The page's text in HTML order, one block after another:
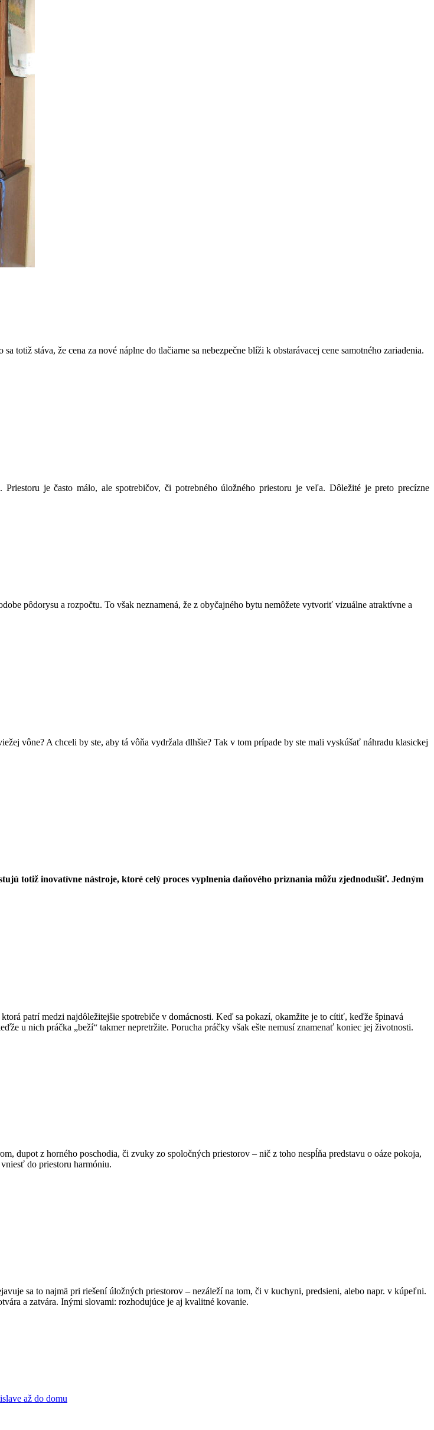
totiž stáva, že cena za nové náplne do tlačiarne sa nebezpečne blíži k obstarávacej cene samotného zariadenia.
je často málo, ale spotrebičov, či potrebného úložného priestoru je veľa. Dôležité je preto precízne
pôdorysu a rozpočtu. To však neznamená, že z obyčajného bytu nemôžete vytvoriť vizuálne atraktívne a
vône? A chceli by ste, aby tá vôňa vydržala dlhšie? Tak v tom prípade by ste mali vyskúšať náhradu klasickej
totiž inovatívne nástroje, ktoré celý proces vyplnenia daňového priznania môžu zjednodušiť. Jedným
patrí medzi najdôležitejšie spotrebiče v domácnosti. Keď sa pokazí, okamžite je to cítiť, keďže špinavá
u nich práčka „beží“ takmer nepretržite. Porucha práčky však ešte nemusí znamenať koniec jej životnosti.
dupot z horného poschodia, či zvuky zo spoločných priestorov – nič z toho nespĺňa predstavu o oáze pokoja,
do priestoru harmóniu.
sa to najmä pri riešení úložných priestorov – nezáleží na tom, či v kuchyni, predsieni, alebo napr. v kúpeľni.
a zatvára. Inými slovami: rozhodujúce je aj kvalitné kovanie.
až do domu